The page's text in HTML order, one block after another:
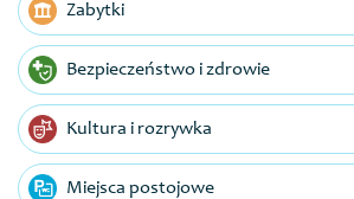
Zabytki
Bezpieczeństwo i zdrowie
Kultura i rozrywka
Miejsca postojowe